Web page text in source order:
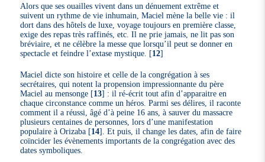
Alors que ses ouailles vivent dans un dénuement extrême et
suivent un rythme de vie inhumain, Maciel mène la belle vie : il
dort dans des hôtels de luxe, voyage toujours en première classe,
exige des repas très raffinés, etc. Il ne prie jamais, ne lit pas son
bréviaire, et ne célèbre la messe que lorsqu’il peut se donner en
spectacle et feindre l’extase mystique. [12]
Maciel dicte son histoire et celle de la congrégation à ses
secrétaires, qui notent la propension impressionnante du père
Maciel au mensonge [13] : il ré-écrit tout afin d’apparaitre en
chaque circonstance comme un héros. Parmi ses délires, il raconte
comment il a réussi, âgé d’à peine 16 ans, à sauver du massacre
plusieurs centaines de personnes, lors d’une manifestation
populaire à Orizaba [14] . Et puis, il change les dates, afin de faire
coïncider les évènements importants de la congrégation avec des
dates symboliques.